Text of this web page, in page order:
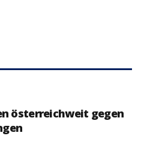
österreichweit gegen